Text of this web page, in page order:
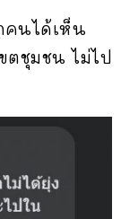
คนได้เห็น
ตชุมชน ไม่ไป